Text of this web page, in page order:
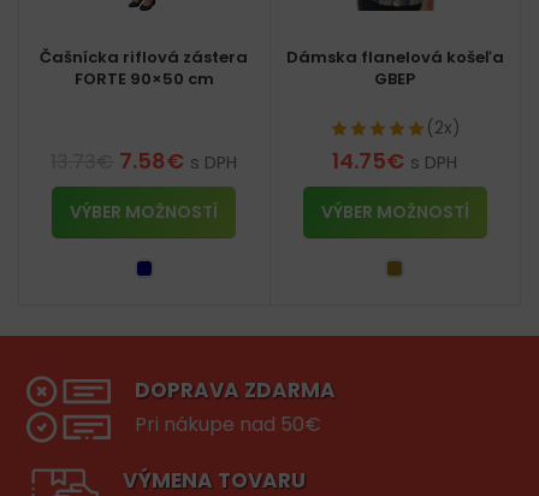
Čašnícka riflová zástera
FORTE 90×50 cm
7.58€ s DPH
VÝBER MOŽNOSTÍ
Dámska flanelová košeľa
GBEP
(2x)
14.75€ s DPH
VÝBER MOŽNOSTÍ
DOPRAVA ZDARMA
Pri nákupe nad 50€
VÝMENA TOVARU